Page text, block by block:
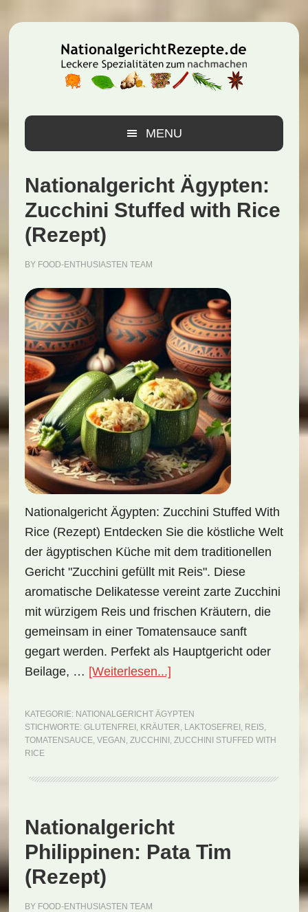
Hauptnavigation
Inhalt
Seitenspalte
MENU
Nationalgericht Ägypten:
Zucchini Stuffed with Rice
(Rezept)
BY FOOD-ENTHUSIASTEN TEAM
Nationalgericht Ägypten: Zucchini Stuffed With
Rice (Rezept) Entdecken Sie die köstliche Welt
der ägyptischen Küche mit dem traditionellen
Gericht "Zucchini gefüllt mit Reis". Diese
aromatische Delikatesse vereint zarte Zucchini
mit würzigem Reis und frischen Kräutern, die
gemeinsam in einer Tomatensauce sanft
gegart werden. Perfekt als Hauptgericht oder
Beilage, … [Weiterlesen...]ÜberNationalgericht
Zucchini
Stuffed
KATEGORIE: NATIONALGERICHT ÄGYPTEN
STICHWORTE: GLUTENFREI , KRÄUTER, LAKTOSEFREI , REIS,
TOMATENSAUCE, VEGAN , ZUCCHINI , ZUCCHINI STUFFED WITH
RICE
Nationalgericht
Philippinen: Pata Tim
(Rezept)
BY FOOD-ENTHUSIASTEN TEAM